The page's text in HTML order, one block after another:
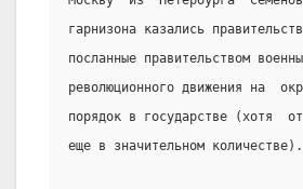
гарнизона казались
посланные правительством
революционного движения на
порядок в государстве (хотя
еще в значительном количестве).